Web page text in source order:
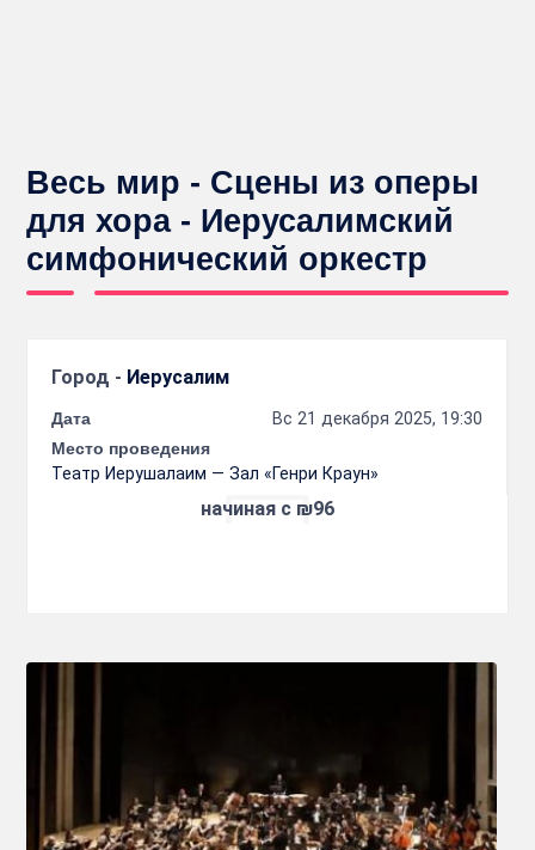
Весь мир - Сцены из оперы
для хора - Иерусалимский
симфонический оркестр
Город - Иерусалим
Дата
Вс 21 декабря 2025, 19:30
Место проведения
Театр Иерушалаим — Зал «Генри Краун»
начиная с ₪96